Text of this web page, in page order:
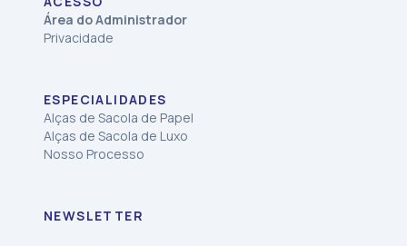
Área do Administrador
Privacidade
ESPECIALIDADES
Alças de Sacola de Papel
Alças de Sacola de Luxo
Nosso Processo
NEWSLETTER